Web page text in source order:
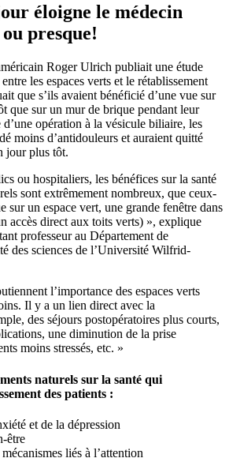
éloigne le médecin
presque!
Roger Ulrich publiait une étude
les espaces verts et le rétablissement
que s’ils avaient bénéficié d’une vue sur
que sur un mur de brique pendant leur
d’une opération à la vésicule biliaire, les
moins d’antidouleurs et auraient quitté
jour plus tôt.
ou hospitaliers, les bénéfices sur la santé
sont extrêmement nombreux, que ceux-
sur un espace vert, une grande fenêtre dans
accès direct aux toits verts) », explique
professeur au Département de
des sciences de l’Université Wilfrid-
l’importance des espaces verts
Il y a un lien direct avec la
des séjours postopératoires plus courts,
une diminution de la prise
moins stressés, etc. »
naturels sur la santé qui
des patients :
et de la dépression
être
liés à l’attention